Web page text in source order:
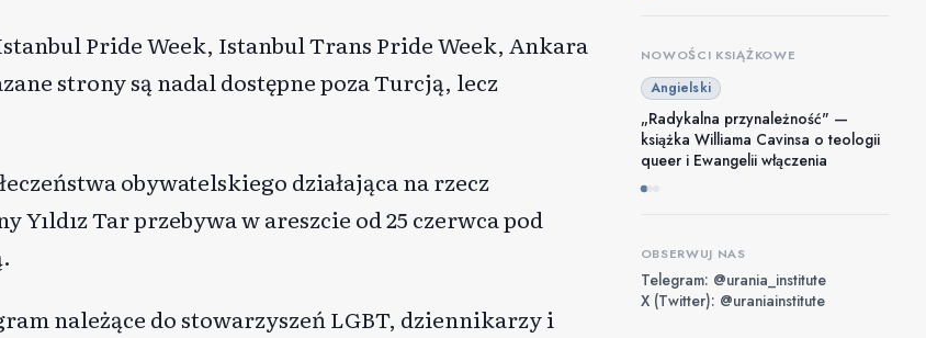
Pride Week, Istanbul Trans Pride Week, Ankara
strony są nadal dostępne poza Turcją, lecz
obywatelskiego działająca na rzecz
Tar przebywa w areszcie od 25 czerwca pod
należące do stowarzyszeń LGBT, dziennikarzy i
NOWOŚCI KSIĄŻKOWE
Angielski
„Radykalna przynależność" —
książka Williama Cavinsa o teologii
queer i Ewangelii włączenia
OBSERWUJ NAS
Telegram: @urania_institute
X (Twitter): @uraniainstitute